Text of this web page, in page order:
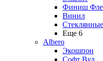
Финиш
Винил
Стеклянные
Еще 6
Albero
Экошпон
Софт Вуд